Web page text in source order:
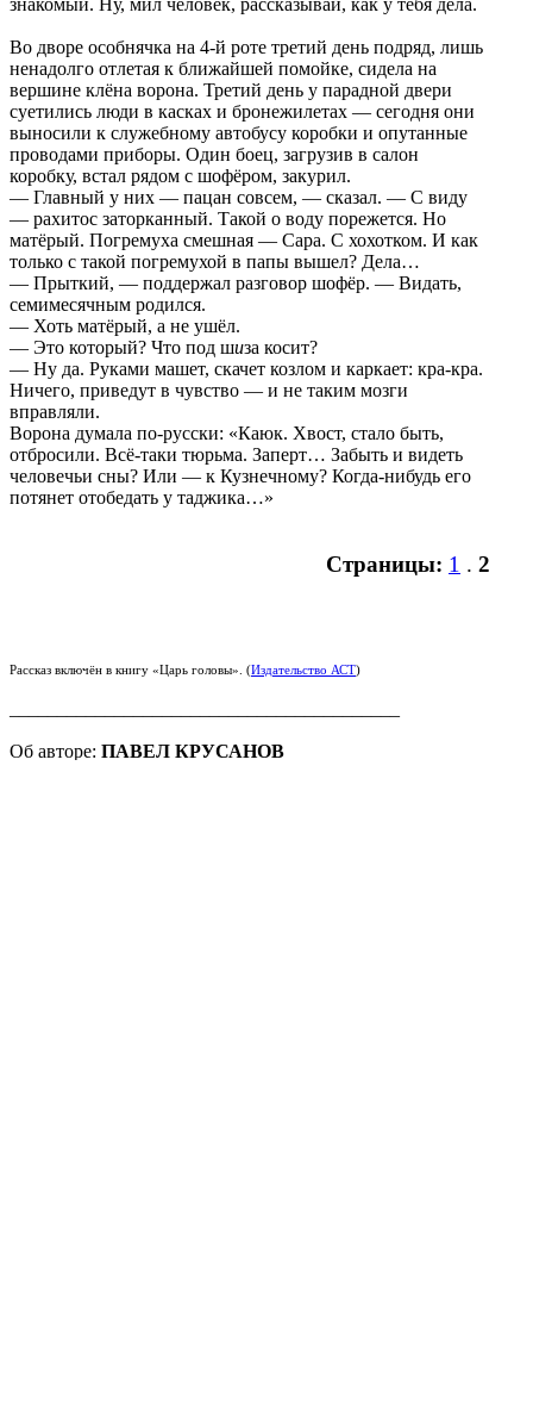
Во дворе особнячка на 4-й роте третий день подряд, лишь
ненадолго отлетая к ближайшей помойке, сидела на
вершине клёна ворона. Третий день у парадной двери
суетились люди в касках и бронежилетах — сегодня они
выносили к служебному автобусу коробки и опутанные
проводами приборы. Один боец, загрузив в салон
коробку, встал рядом с шофёром, закурил.
— Главный у них — пацан совсем, — сказал. — С виду
— рахитос заторканный. Такой о воду порежется. Но
матёрый. Погремуха смешная — Сара. С хохотком. И как
только с такой погремухой в папы вышел? Дела…
— Прыткий, — поддержал разговор шофёр. — Видать,
семимесячным родился.
— Хоть матёрый, а не ушёл.
— Это который? Что под шиза косит?
— Ну да. Руками машет, скачет козлом и каркает: кра-кра.
Ничего, приведут в чувство — и не таким мозги
вправляли.
Ворона думала по-русски: «Каюк. Хвост, стало быть,
отбросили. Всё-таки тюрьма. Заперт… Забыть и видеть
человечьи сны? Или — к Кузнечному? Когда-нибудь его
потянет отобедать у таджика…»
Страницы: 1 . 2
Рассказ включён в книгу «Царь головы». (Издательство АСТ)
Об авторе: ПАВЕЛ КРУСАНОВ